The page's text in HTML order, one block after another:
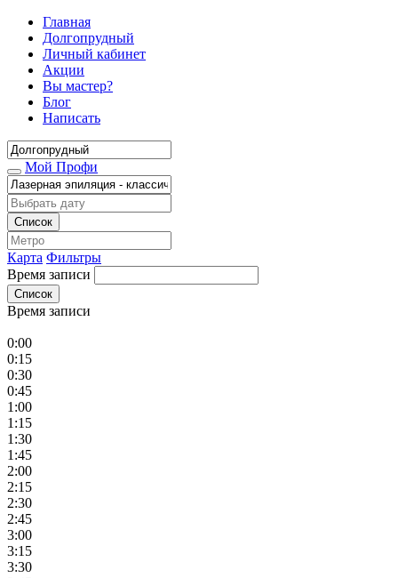
Главная
Долгопрудный
Личный кабинет
Акции
Вы мастер?
Блог
Написать
Мой Профи
Список
Карта Фильтры
Время записи
Список
Время записи
0:00
0:15
0:30
0:45
1:00
1:15
1:30
1:45
2:00
2:15
2:30
2:45
3:00
3:15
3:30